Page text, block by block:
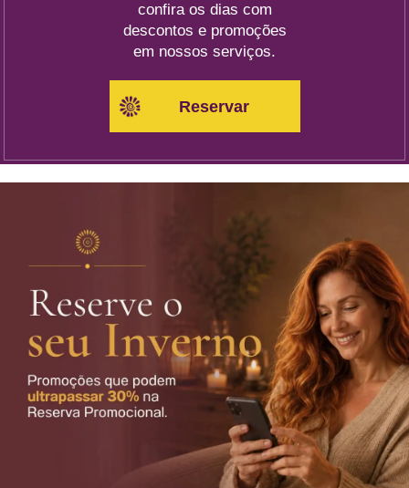
confira os dias com
descontos e promoções
em nossos serviços.
Reservar